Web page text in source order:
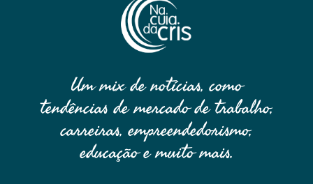
Um mix de notícias, como
tendências de mercado de trabalho,
carreiras, empreendedorismo,
educação e muito mais.